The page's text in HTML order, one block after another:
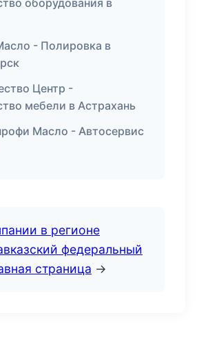
оборудования в
- Полировка в
Центр -
мебели в Астрахань
Масло - Автосервис
в регионе
федеральный
страница →